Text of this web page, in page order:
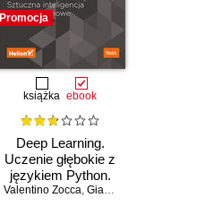
Promocja
książka ebook
Deep Learning.
Uczenie głębokie z
językiem Python.
Sztuczna
Valentino Zocca, Gianmario Spacagna